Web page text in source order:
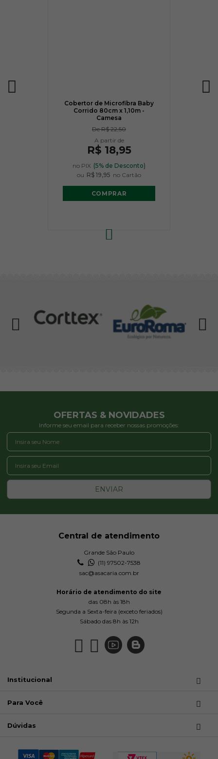
Cobertor de Microfibra Baby
Corrido 80cm x 1,10m -
Camesa
DeR$ 22,50
R$ 18,95
no PIX (5% de Desconto)
ou R$ 19,95 no Cartão
COMPRAR
OFERTAS & NOVIDADES
Informe seu email para receber nossas promoções:
ENVIAR
Central de atendimento
Grande São Paulo
(11) 97502-7538
sac@asacaria.com.br
Horário de atendimento do site
das 08h às 18h
Segunda a Sexta-feira (exceto feriados)
Sábado das 8h às 12h
Institucional
Para Você
Dúvidas